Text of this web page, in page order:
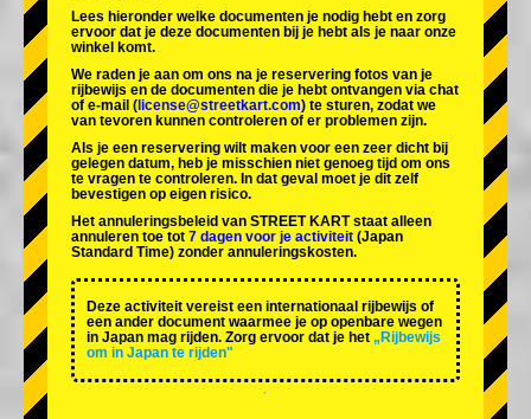
Lees hieronder welke documenten je nodig hebt en zorg
ervoor dat je deze documenten bij je hebt als je naar onze
winkel komt.
We raden je aan om ons na je reservering fotos van je
rijbewijs en de documenten die je hebt ontvangen via chat
of e-mail ( license@streetkart.com) te sturen, zodat we
van tevoren kunnen controleren of er problemen zijn.
Als je een reservering wilt maken voor een zeer dicht bij
gelegen datum, heb je misschien niet genoeg tijd om ons
te vragen te controleren. In dat geval moet je dit zelf
bevestigen op eigen risico.
Het annuleringsbeleid van STREET KART staat alleen
annuleren toe tot 7 dagen voor je activiteit (Japan
Standard Time) zonder annuleringskosten.
Deze activiteit vereist een internationaal rijbewijs of
een ander document waarmee je op openbare wegen
in Japan mag rijden. Zorg ervoor dat je het „Rijbewijs
om in Japan te rijden"